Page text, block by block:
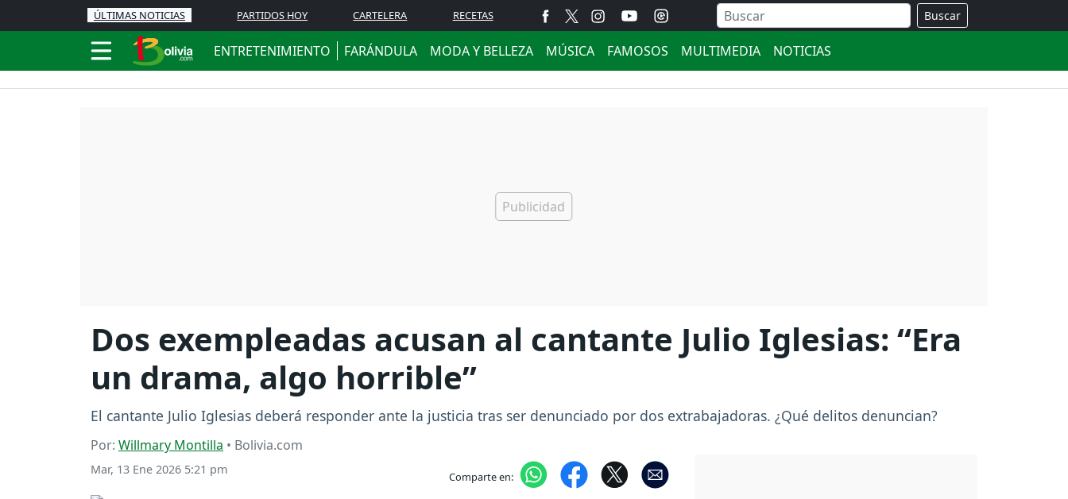
ÚLTIMAS NOTICIAS PARTIDOS HOY CARTELERA RECETAS Buscar
ENTRETENIMIENTO FARÁNDULA MODA Y BELLEZA MÚSICA FAMOSOS MULTIMEDIA NOTICIAS
Dos exempleadas acusan al cantante Julio Iglesias: “Era
un drama, algo horrible”
El cantante Julio Iglesias deberá responder ante la justicia tras ser denunciado por dos extrabajadoras. ¿Qué delitos denuncian?
Por: Willmary Montilla • Bolivia.com
Mar, 13 Ene 2026 5:21 pm Comparte en: